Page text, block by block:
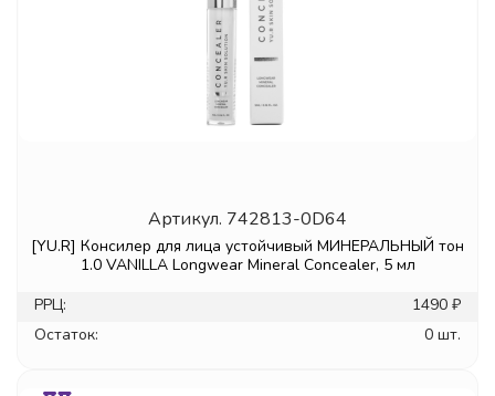
Артикул. 742813-0D64
[YU.R] Консилер для лица устойчивый МИНЕРАЛЬНЫЙ тон
1.0 VANILLA Longwear Mineral Concealer, 5 мл
РРЦ:
1490 ₽
Остаток:
0 шт.